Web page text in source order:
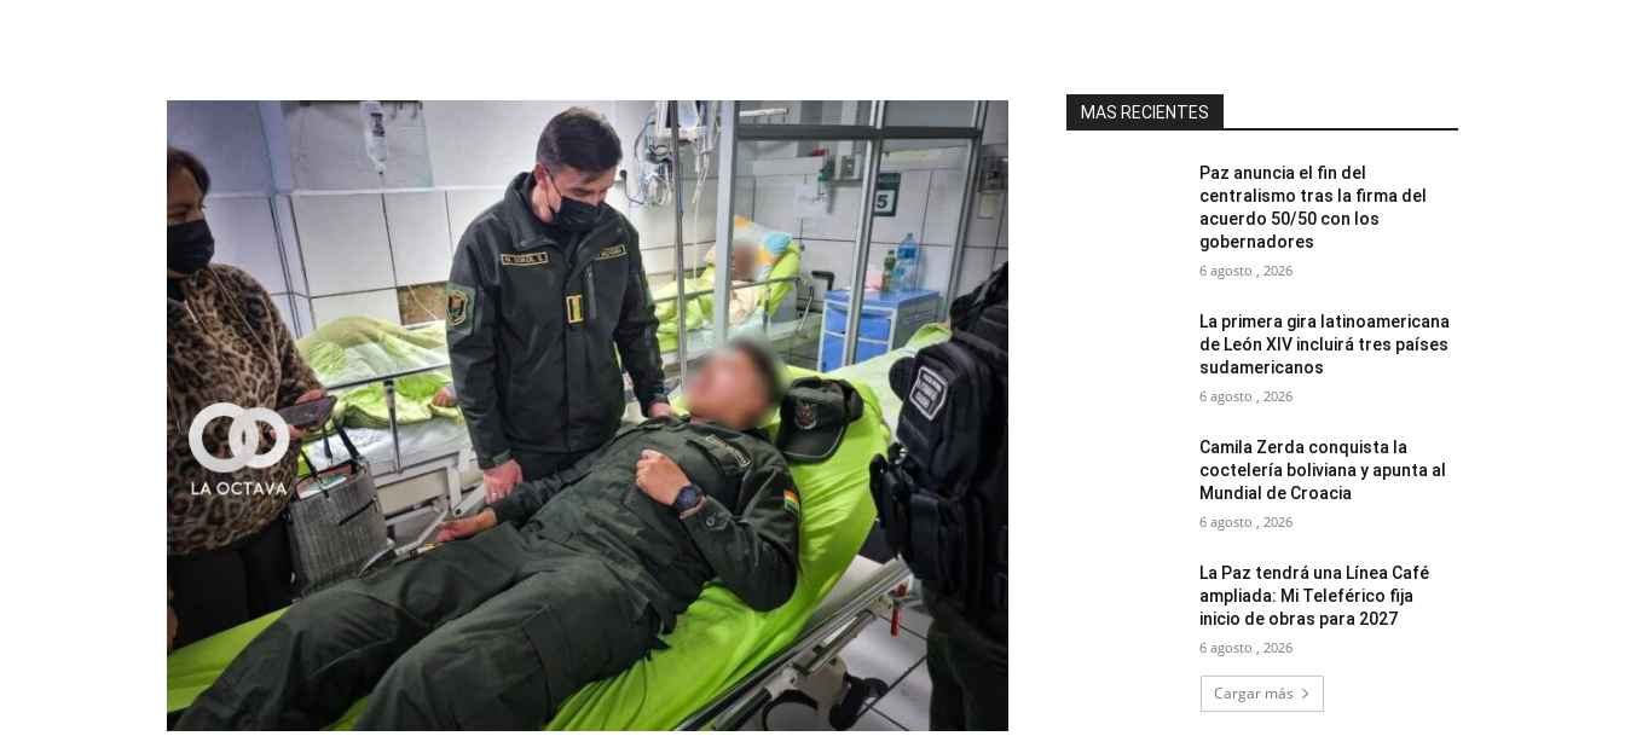
MAS RECIENTES
Paz anuncia el fin del
centralismo tras la firma del
acuerdo 50/50 con los
gobernadores
6 agosto , 2026
La primera gira latinoamericana
de León XIV incluirá tres países
sudamericanos
6 agosto , 2026
Camila Zerda conquista la
coctelería boliviana y apunta al
Mundial de Croacia
6 agosto , 2026
La Paz tendrá una Línea Café
ampliada: Mi Teleférico fija
inicio de obras para 2027
6 agosto , 2026
Cargar más